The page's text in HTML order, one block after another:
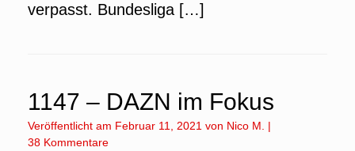
verpasst. Bundesliga […]
1147 – DAZN im Fokus
Veröffentlicht am Februar 11, 2021 von Nico M.
|
38 Kommentare